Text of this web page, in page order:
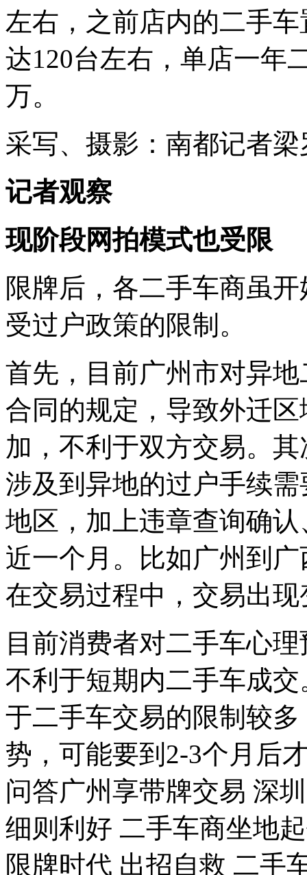
左右，之前店内的二手
达120台左右，单店一年
万。
采写、摄影：南都记者梁
记者观察
现阶段网拍模式也受限
限牌后，各二手车商虽
受过户政策的限制。
首先，目前广州市对异
合同的规定，导致外迁
加，不利于双方交易。
涉及到异地的过户手续
地区，加上违章查询确
近一个月。比如广州到
在交易过程中，交易出
目前消费者对二手车心
不利于短期内二手车成
于二手车交易的限制较
势，可能要到2-3个月后
问答广州享带牌交易 深
细则利好 二手车商坐地
限牌时代 出招自救 二手